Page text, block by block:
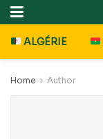
ALGÉRIE
Home Author